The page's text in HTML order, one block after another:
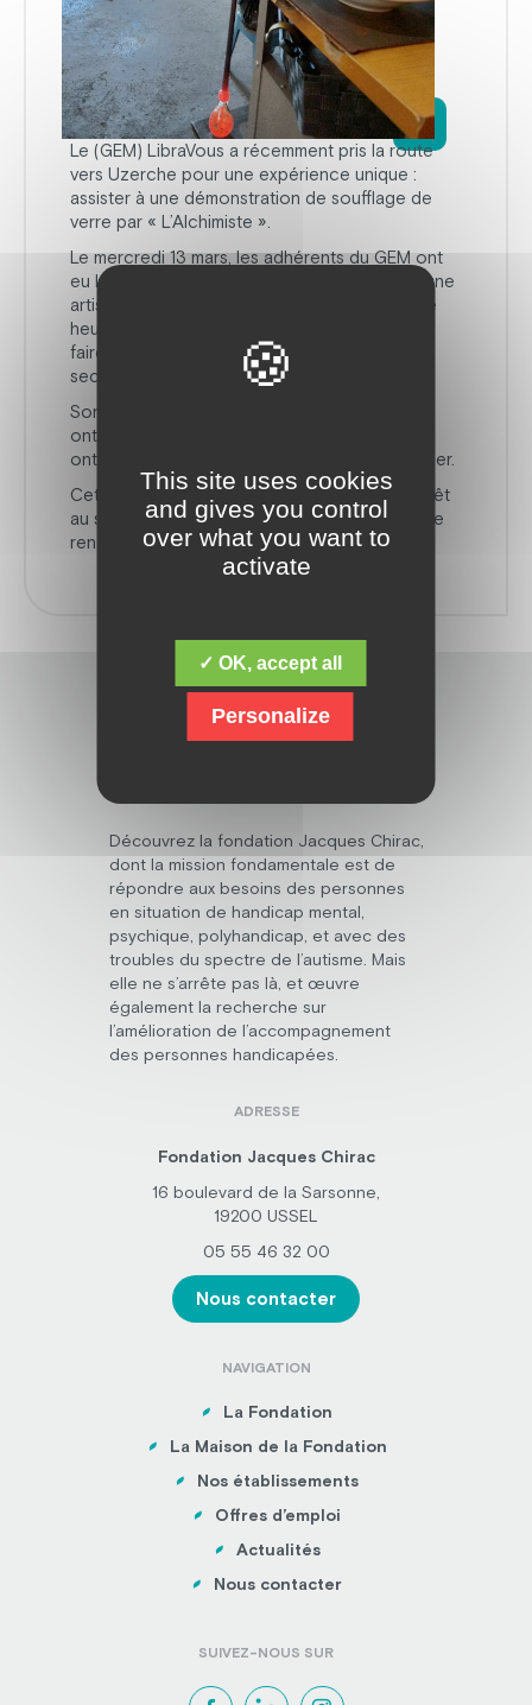
Le (GEM) LibraVous a récemment pris la route
vers Uzerche pour une expérience unique :
assister à une démonstration de soufflage de
verre par « L’Alchimiste ».
Le mercredi 13 mars, les adhérents du GEM ont
eu le privilège de rencontrer Julie Lefebvre, une
artisan d’art verrier exceptionnelle. Durant une
heure captivante, Julie a partagé son savoir-
faire avec passion et expertise, dévoilant les
secrets du verre soufflé !
Son professionnalisme naturel et sa simplicité
ont immédiatement conquis les adhérents, qui
ont été enchantés par sa dévotion à son métier.
Cette expérience unique a suscité un vif intérêt
au sein du Gem, qui attend avec impatience de
renouveler cette belle rencontre.
Découvrez la fondation Jacques Chirac,
dont la mission fondamentale est de
répondre aux besoins des personnes
en situation de handicap mental,
psychique, polyhandicap, et avec des
troubles du spectre de l’autisme. Mais
elle ne s’arrête pas là, et œuvre
également la recherche sur
l’amélioration de l’accompagnement
des personnes handicapées.
ADRESSE
Fondation Jacques Chirac
16 boulevard de la Sarsonne,
19200 USSEL
05 55 46 32 00
Nous contacter
NAVIGATION
La Fondation
La Maison de la Fondation
Nos établissements
Offres d’emploi
Actualités
Nous contacter
SUIVEZ-NOUS SUR
This site uses cookies
and gives you control
over what you want to
activate
✓ OK, accept all
Personalize